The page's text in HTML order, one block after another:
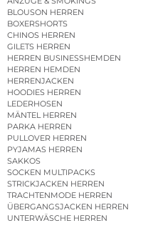
BLOUSON HERREN
BOXERSHORTS
CHINOS HERREN
GILETS HERREN
HERREN BUSINESSHEMDEN
HERREN HEMDEN
HERRENJACKEN
HOODIES HERREN
LEDERHOSEN
MÄNTEL HERREN
PARKA HERREN
PULLOVER HERREN
PYJAMAS HERREN
SAKKOS
SOCKEN MULTIPACKS
STRICKJACKEN HERREN
TRACHTENMODE HERREN
ÜBERGANGSJACKEN HERREN
UNTERWÄSCHE HERREN